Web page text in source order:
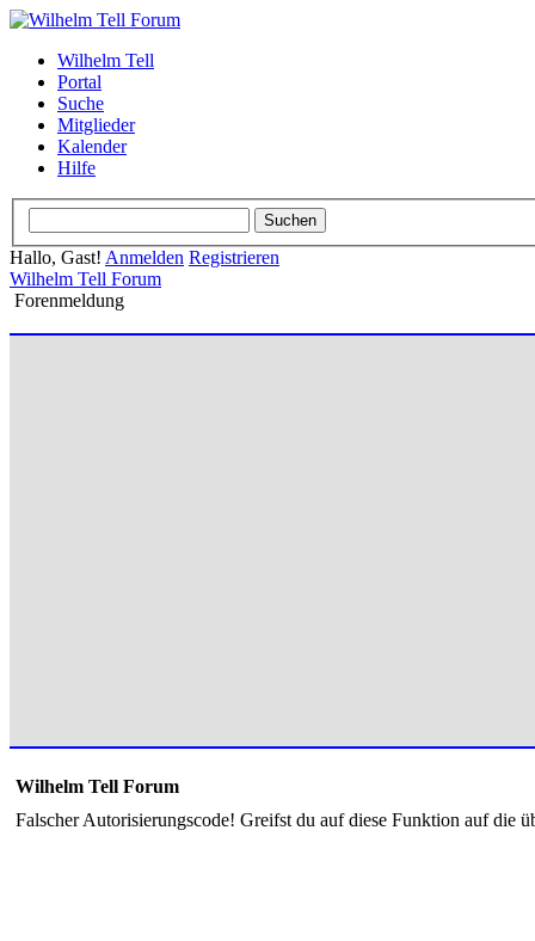
Wilhelm Tell
Portal
Suche
Mitglieder
Kalender
Hilfe
Hallo, Gast! Anmelden Registrieren
Wilhelm Tell Forum
Forenmeldung
Wilhelm Tell Forum
Falscher Autorisierungscode! Greifst du auf diese Funktion auf die